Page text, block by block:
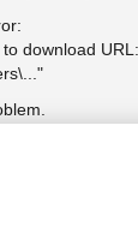
download
Hilfe